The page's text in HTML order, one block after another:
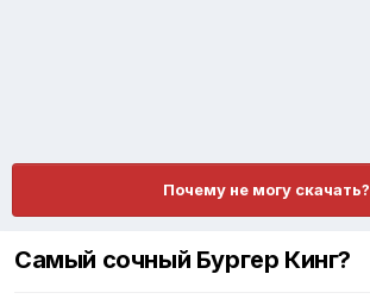
Почему не могу скачать?
Самый сочный Бургер Кинг?